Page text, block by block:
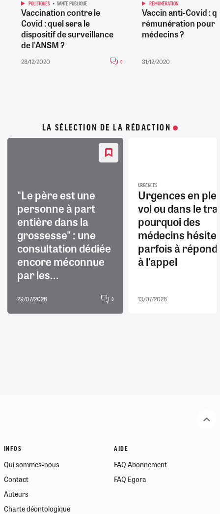
POLITIQUES SANTÉ PUBLIQUE
Vaccination contre le
Covid : quel sera le
dispositif de surveillance
de l'ANSM ?
28/12/2020 0
RÉMUNÉRATION
Vaccin anti-Covid :
rémunération pour
médecins ?
31/12/2020
LA SÉLECTION DE LA RÉDACTION
"Le père est une
personne à part
entière dans la
grossesse" : une
consultation dédiée
encore méconnue
par les...
29/07/2026 8
URGENCES
Urgences en
vol ou dans le
pourquoi des
médecins
parfois à
à l'appel
13/07/2026
INFOS
Qui sommes-nous
Contact
Auteurs
Charte déontologique
AIDE
FAQ Abonnement
FAQ Egora